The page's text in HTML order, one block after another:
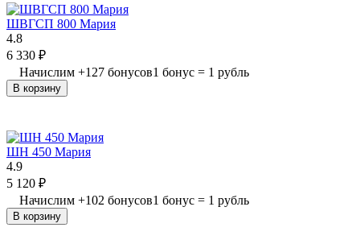
ШВГСП 800 Мария
4.8
6 330 ₽
Начислим +127 бонусов1 бонус = 1 рубль
В корзину
ШН 450 Мария
4.9
5 120 ₽
Начислим +102 бонусов1 бонус = 1 рубль
В корзину